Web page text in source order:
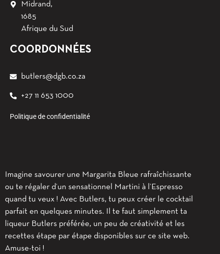
Imagine savourer une Margarita Bleue rafraîchissante
ou te régaler d’un sensationnel Martini à l’Espresso
quand tu veux ! Avec Butlers, tu peux créer le cocktail
parfait en quelques minutes. Il te faut simplement ta
liqueur Butlers préférée, un peu de créativité et les
recettes étape par étape disponibles sur ce site web.
Amuse-toi !
Midrand,
1685
Afrique du Sud
COORDONNÉES
butlers@dgb.co.za
+27 11 653 1000
Politique de confidentialité